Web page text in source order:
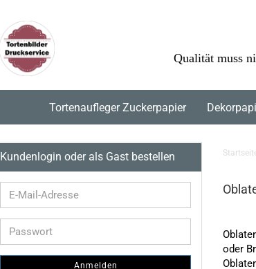
Qualität muss
Tortenaufleger Zuckerpapier
oder
Kundenlogin oder als Gast bestellen
E-
Mail-
Passwort
Anmelden